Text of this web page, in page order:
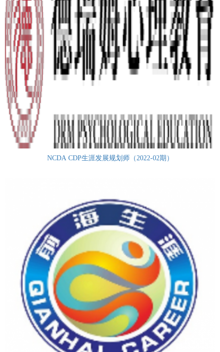
NCDA CDP生涯发展规划师（2022-02期）